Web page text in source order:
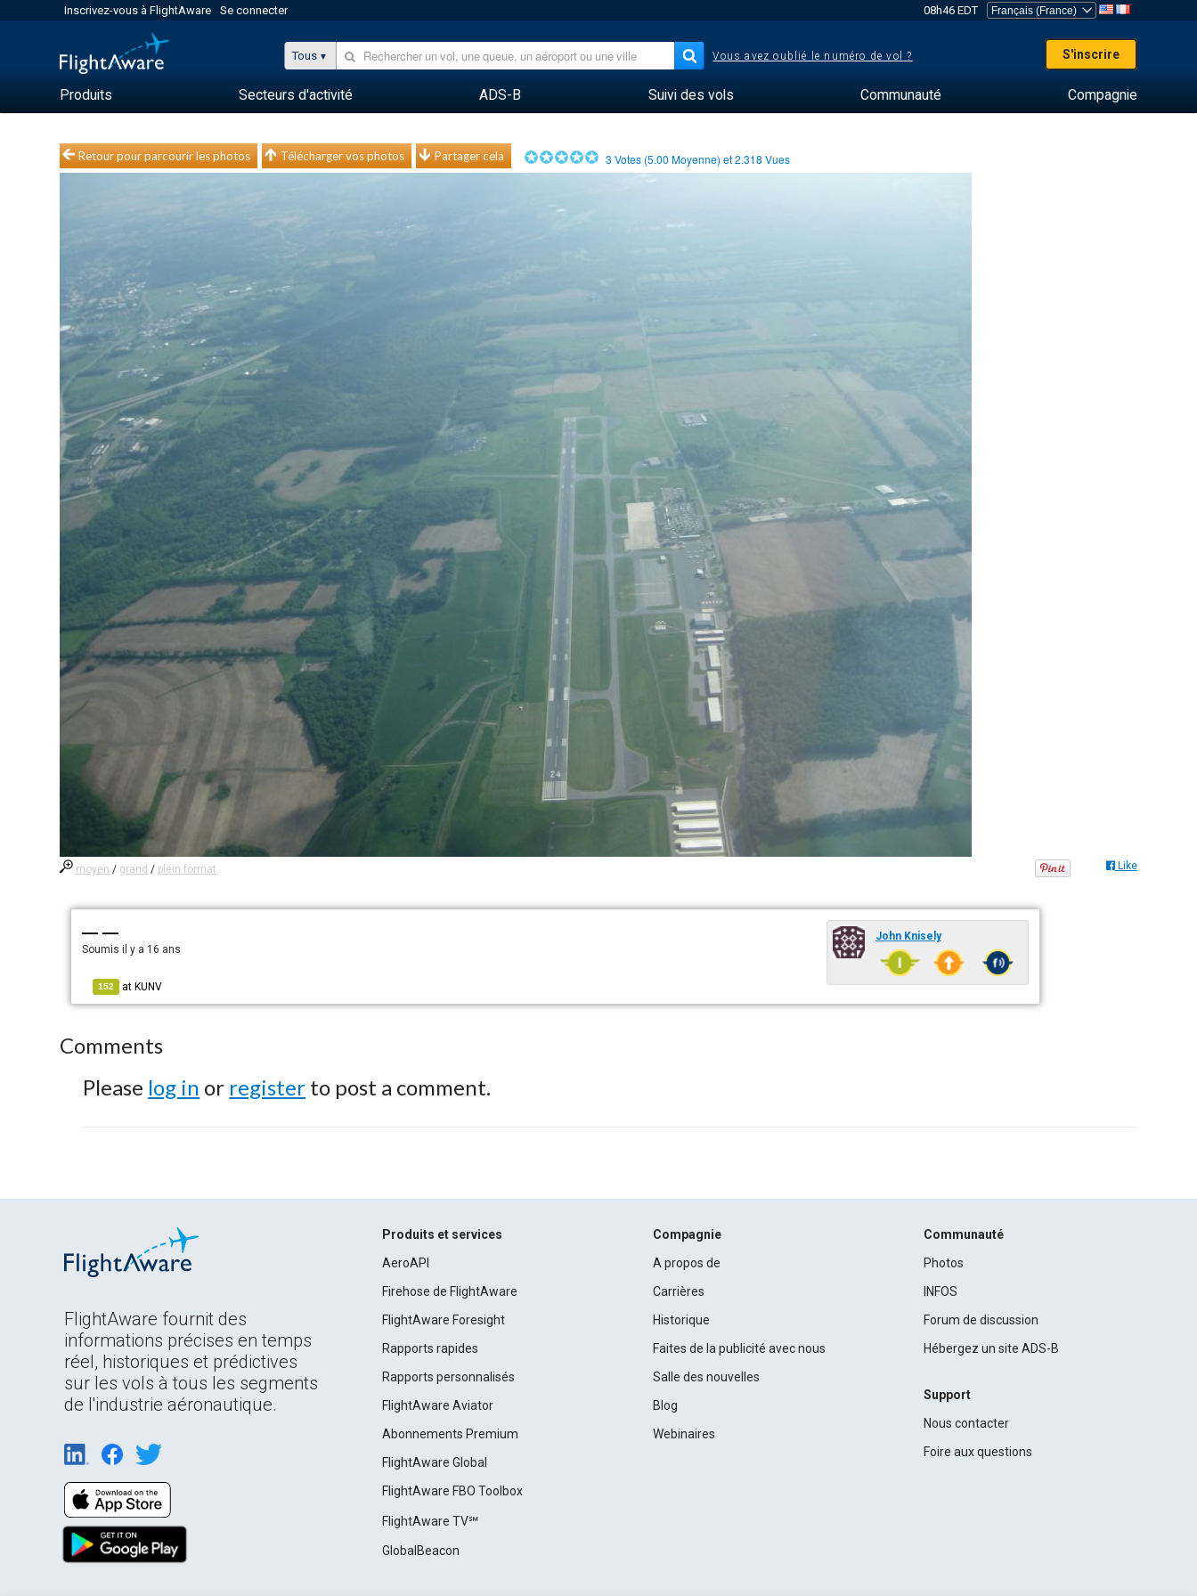
Inscrivez-vous à FlightAware Se connecter 08h46 EDT
Tous Vous avez oublié le numéro de vol ? S'inscrire
Produits Secteurs d'activité ADS-B Suivi des vols Communauté Compagnie
Retour pour parcourir les photos Télécharger vos photos Partager cela 3 Votes (5.00 Moyenne) et2.318 Vues
moyen / grand / plein format Like
— —
Soumisil y a 16 ans
152 at KUNV
John Knisely
Comments
Please log in or register to post a comment.
FlightAware fournit des
informations précises en temps
réel, historiques et prédictives
sur les vols à tous les segments
de l'industrie aéronautique.
Produits et services
AeroAPI
Firehose de FlightAware
FlightAware Foresight
Rapports rapides
Rapports personnalisés
FlightAware Aviator
Abonnements Premium
FlightAware Global
FlightAware FBO Toolbox
FlightAware TV℠
GlobalBeacon
Compagnie
A propos de
Carrières
Historique
Faites de la publicité avec nous
Salle des nouvelles
Blog
Webinaires
Communauté
Photos
INFOS
Forum de discussion
Hébergez un site ADS-B
Support
Nous contacter
Foire aux questions